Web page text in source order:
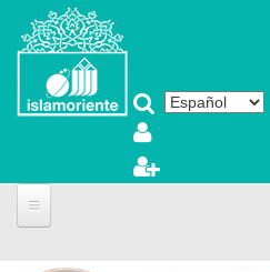
Pasar al contenido principal